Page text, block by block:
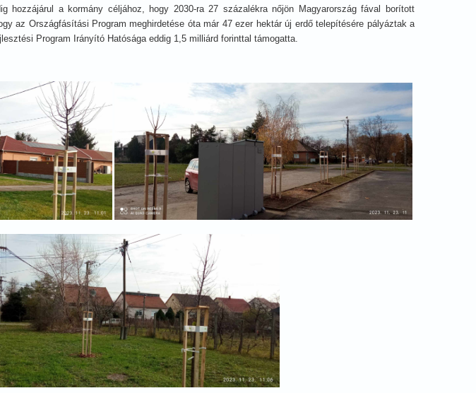
hozzájárul a kormány céljához, hogy 2030-ra 27 százalékra nőjön Magyarország fával borított
az Országfásítási Program meghirdetése óta már 47 ezer hektár új erdő telepítésére pályáztak a
Program Irányító Hatósága eddig 1,5 milliárd forinttal támogatta.